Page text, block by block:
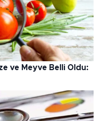
ve Meyve Belli Oldu: